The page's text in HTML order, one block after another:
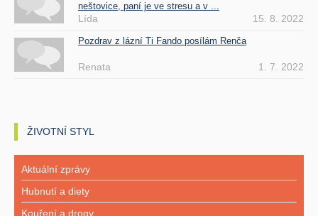
neštovice, paní je ve stresu a v ...
Lída 15. 8. 2022
Pozdrav z lázní Ti Fando posílám Renča
Renata 1. 7. 2022
ŽIVOTNÍ STYL
Aktuální zprávy
Hubnutí a diety
Kouření a drogy